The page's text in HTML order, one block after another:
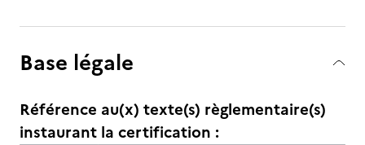
Base légale
Référence au(x) texte(s) règlementaire(s)
instaurant la certification :